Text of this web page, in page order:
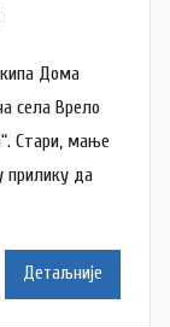
т
о
р
N
Дома
села Врело
Стари, мање
прилику да
Детаљније